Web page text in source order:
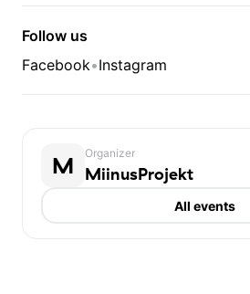
Follow us
Facebook•Instagram
M Organizer
MiinusProjekt
All events